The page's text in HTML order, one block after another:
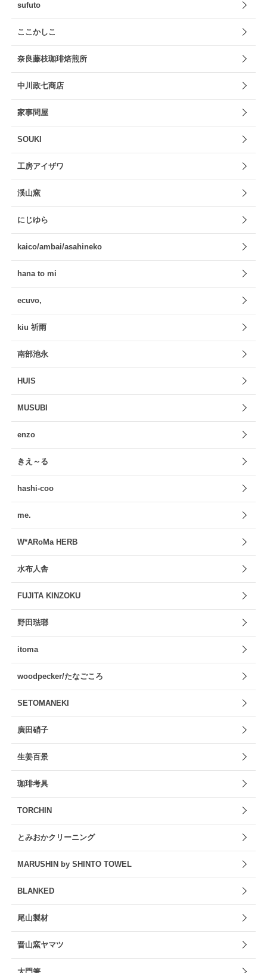
sufuto
ここかしこ
奈良藤枝珈琲焙煎所
中川政七商店
家事問屋
SOUKI
工房アイザワ
渓山窯
にじゆら
kaico/ambai/asahineko
hana to mi
ecuvo,
kiu 祈雨
南部池永
HUIS
MUSUBI
enzo
きえ～る
hashi-coo
me.
W*ARoMa HERB
水布人舎
FUJITA KINZOKU
野田琺瑯
itoma
woodpecker/たなごころ
SETOMANEKI
廣田硝子
生姜百景
珈琲考具
TORCHIN
とみおかクリーニング
MARUSHIN by SHINTO TOWEL
BLANKED
尾山製材
晋山窯ヤマツ